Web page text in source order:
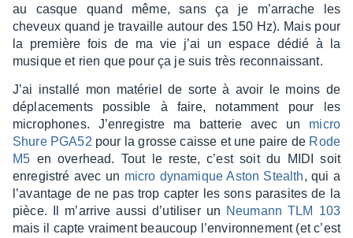
au casque quand même, sans ça je m’ar­rache les
cheveux quand je travaille autour des 150 Hz). Mais pour
la première fois de ma vie j’ai un espace dédié à la
musique et rien que pour ça je suis très recon­nais­sant.
J’ai installé mon maté­riel de sorte à avoir le moins de
dépla­ce­ments possible à faire, notam­ment pour les
micro­phones. J’en­re­gistre ma batte­rie avec un micro
Shure PGA52 pour la grosse caisse et une paire de Rode
M5 en overhead. Tout le reste, c’est soit du MIDI soit
enre­gis­tré avec un micro dyna­mique Aston Stealth, qui a
l’avan­tage de ne pas trop capter les sons para­sites de la
pièce. Il m’ar­rive aussi d’uti­li­ser un Neumann TLM 103
mais il capte vrai­ment beau­coup l’en­vi­ron­ne­ment (et c’est